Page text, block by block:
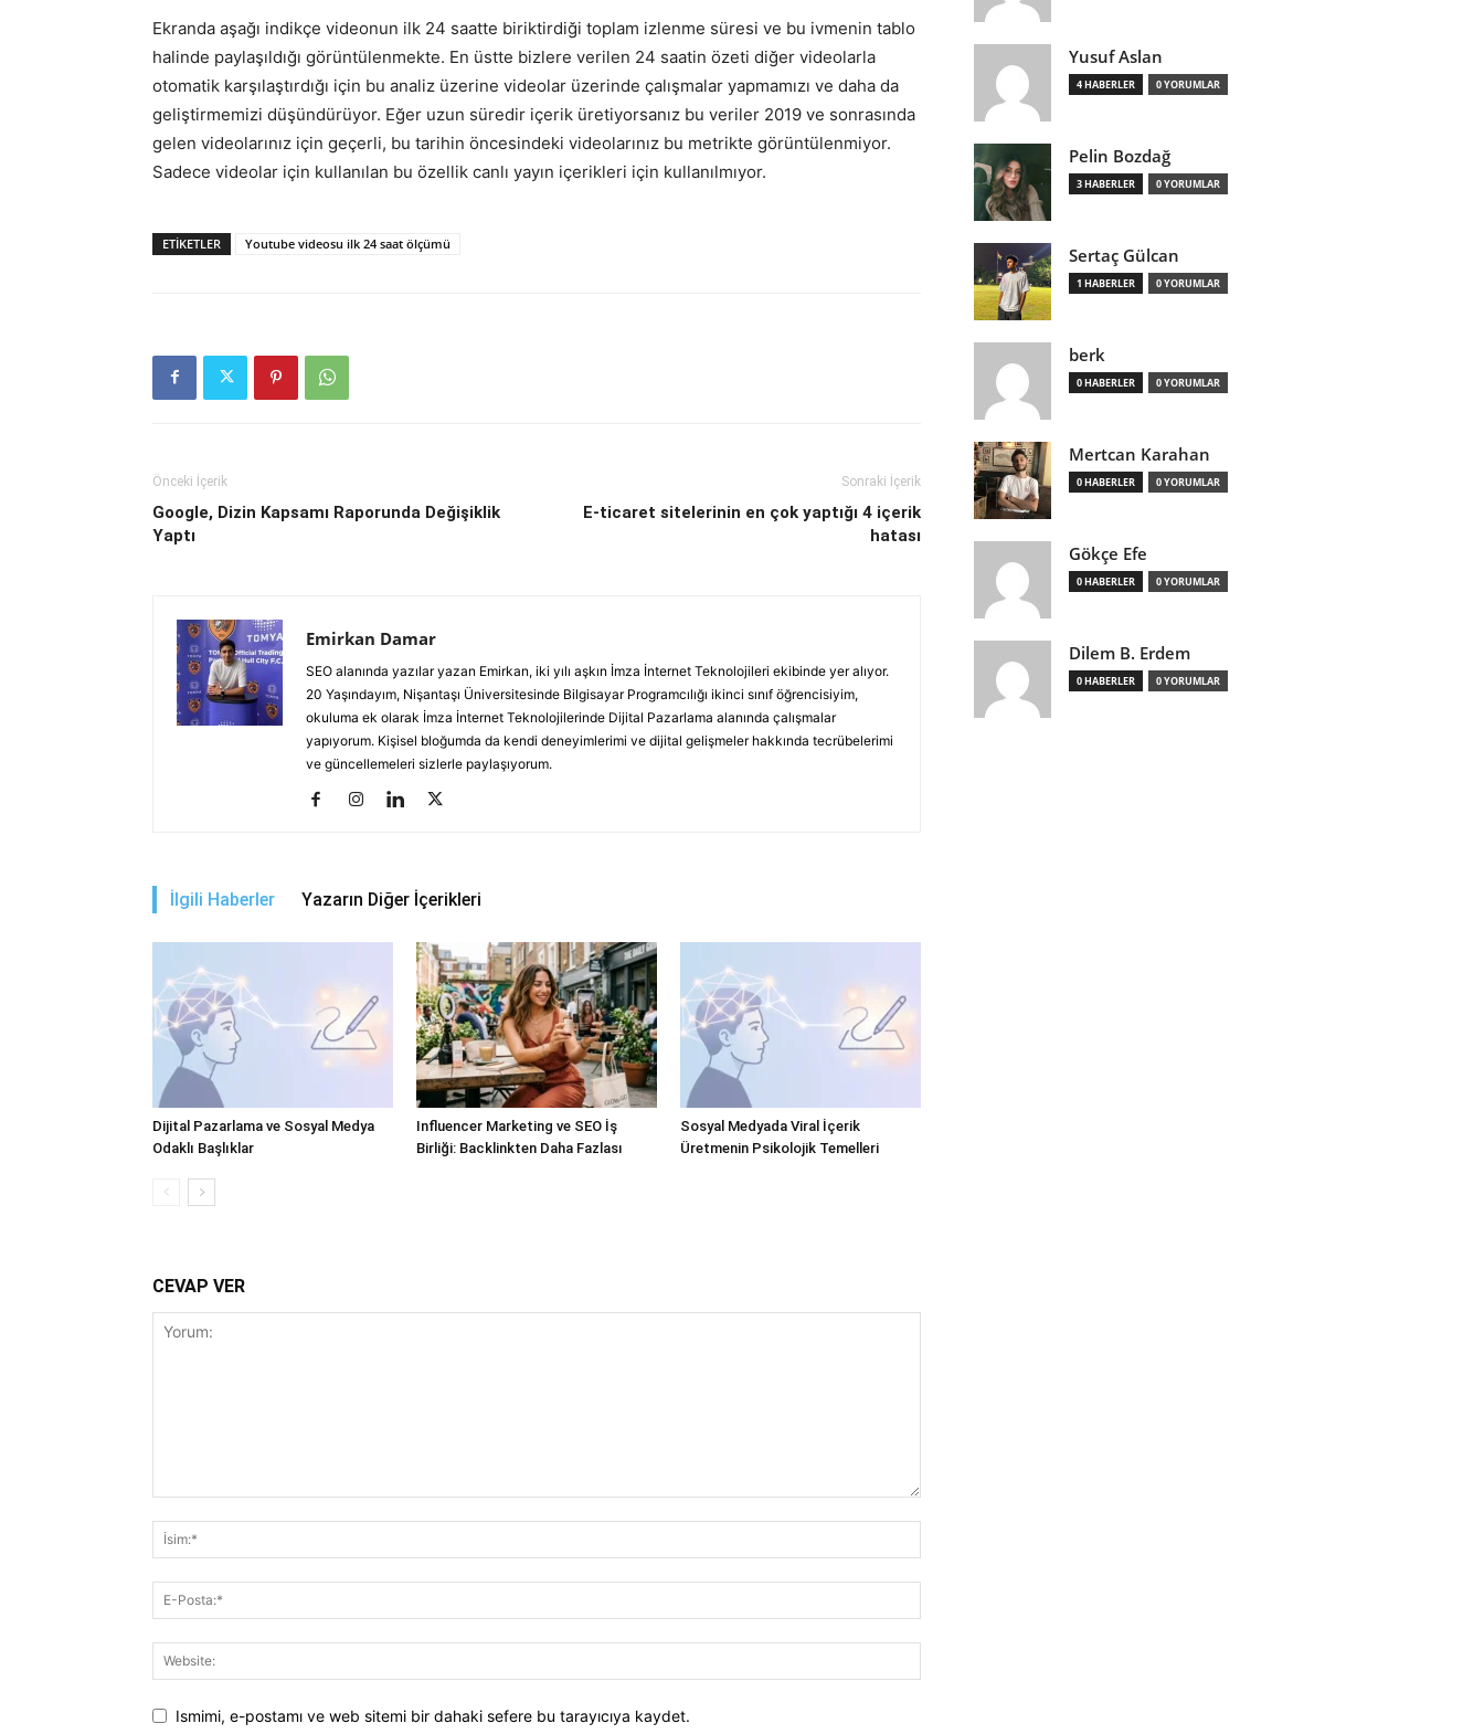
Ekranda aşağı indikçe videonun ilk 24 saatte biriktirdiği toplam izlenme süresi ve bu ivmenin tablo
halinde paylaşıldığı görüntülenmekte. En üstte bizlere verilen 24 saatin özeti diğer videolarla
otomatik karşılaştırdığı için bu analiz üzerine videolar üzerinde çalışmalar yapmamızı ve daha da
geliştirmemizi düşündürüyor. Eğer uzun süredir içerik üretiyorsanız bu veriler 2019 ve sonrasında
gelen videolarınız için geçerli, bu tarihin öncesindeki videolarınız bu metrikte görüntülenmiyor.
Sadece videolar için kullanılan bu özellik canlı yayın içerikleri için kullanılmıyor.
ETIKETLER Youtube videosu ilk 24 saat ölçümü
Önceki İçerik
Google, Dizin Kapsamı Raporunda Değişiklik
Yaptı
Sonraki İçerik
E-ticaret sitelerinin en çok yaptığı 4 içerik
hatası
Emirkan Damar
SEO alanında yazılar yazan Emirkan, iki yılı aşkın İmza İnternet Teknolojileri ekibinde yer alıyor.
20 Yaşındayım, Nişantaşı Üniversitesinde Bilgisayar Programcılığı ikinci sınıf öğrencisiyim,
okuluma ek olarak İmza İnternet Teknolojilerinde Dijital Pazarlama alanında çalışmalar
yapıyorum. Kişisel bloğumda da kendi deneyimlerimi ve dijital gelişmeler hakkında tecrübelerimi
ve güncellemeleri sizlerle paylaşıyorum.
İlgili Haberler Yazarın Diğer İçerikleri
Dijital Pazarlama ve Sosyal Medya
Odaklı Başlıklar
Influencer Marketing ve SEO İş
Birliği: Backlinkten Daha Fazlası
Sosyal Medyada Viral İçerik
Üretmenin Psikolojik Temelleri
CEVAP VER
Ismimi, e-postamı ve web sitemi bir dahaki sefere bu tarayıcıya kaydet.
Yusuf Aslan
4 HABERLER 0 YORUMLAR
Pelin Bozdağ
3 HABERLER 0 YORUMLAR
Sertaç Gülcan
1 HABERLER 0 YORUMLAR
berk
0 HABERLER 0 YORUMLAR
Mertcan Karahan
0 HABERLER 0 YORUMLAR
Gökçe Efe
0 HABERLER 0 YORUMLAR
Dilem B. Erdem
0 HABERLER 0 YORUMLAR